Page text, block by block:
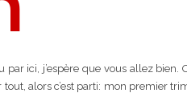
par ici, j’espère que vous allez
tout, alors c’est parti: mon premier